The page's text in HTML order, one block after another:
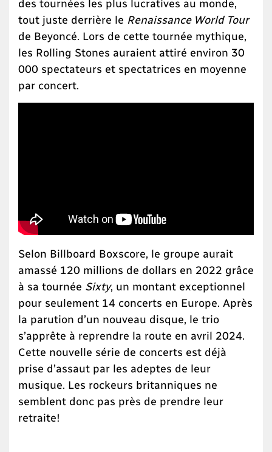
tout juste derrière le Renaissance World Tour
de Beyoncé. Lors de cette tournée mythique,
les Rolling Stones auraient attiré environ 30
000 spectateurs et spectatrices en moyenne
par concert.
Selon Billboard Boxscore, le groupe aurait
amassé 120 millions de dollars en 2022 grâce
à sa tournée Sixty, un montant exceptionnel
pour seulement 14 concerts en Europe. Après
la parution d’un nouveau disque, le trio
s’apprête à reprendre la route en avril 2024.
Cette nouvelle série de concerts est déjà
prise d’assaut par les adeptes de leur
musique. Les rockeurs britanniques ne
semblent donc pas près de prendre leur
retraite!